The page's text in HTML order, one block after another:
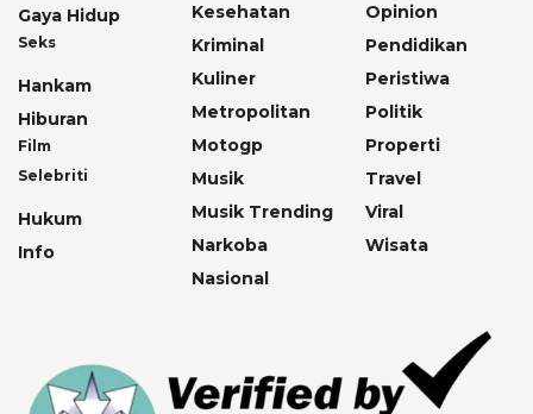
Gaya Hidup
Seks
Hankam
Hiburan
Film
Selebriti
Hukum
Info
Kesehatan
Kriminal
Kuliner
Metropolitan
Motogp
Musik
Musik Trending
Narkoba
Nasional
Opinion
Pendidikan
Peristiwa
Politik
Properti
Travel
Viral
Wisata